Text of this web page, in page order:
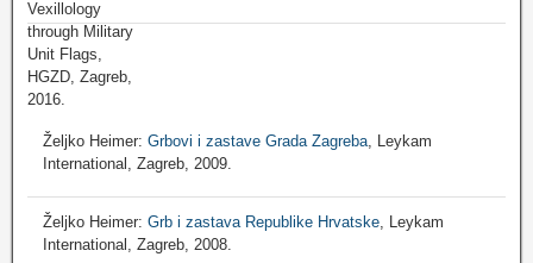
Željko Heimer: Grbovi i zastave Grada Zagreba , Leykam
International, Zagreb, 2009.
Željko Heimer: Grb i zastava Republike Hrvatske, Leykam
International, Zagreb, 2008.